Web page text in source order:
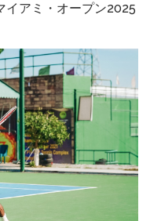
アミ・オープン2025